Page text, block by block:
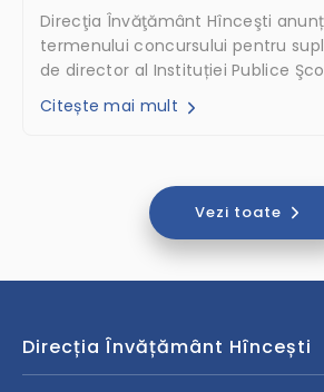
Direcţia Învăţământ Hînceşti
termenului concursului pentru
de director al Instituției Publice
Citește mai mult
Vezi toate
Direcția Învățământ Hîncești